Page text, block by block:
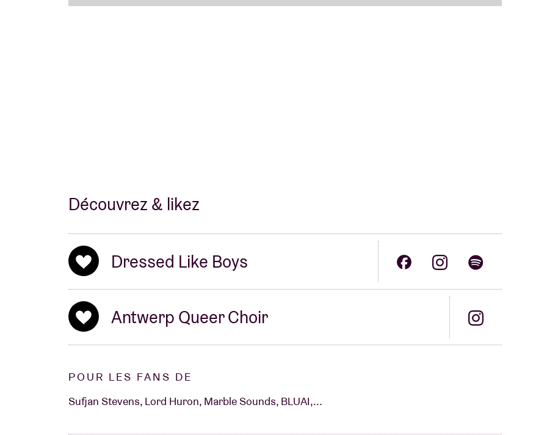
Découvrez & likez
Dressed Like Boys
Antwerp Queer Choir
POUR LES FANS DE
Sufjan Stevens, Lord Huron, Marble Sounds, BLUAI,...